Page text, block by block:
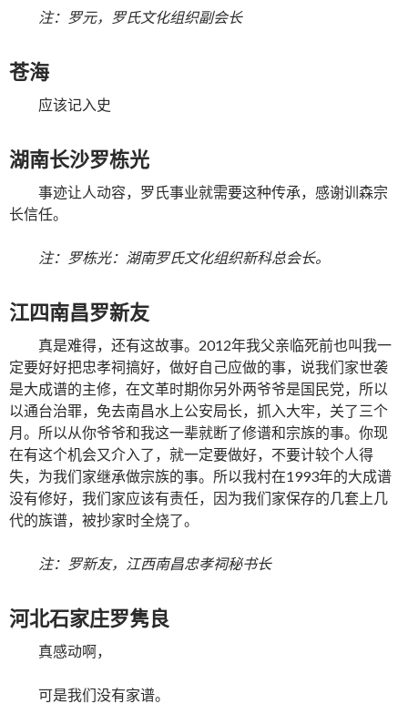
注：罗元，罗氏文化组织副会长
苍海
应该记入史
湖南长沙罗栋光
事迹让人动容，罗氏事业就需要这种传承，感谢训森宗
长信任。
注：罗栋光：湖南罗氏文化组织新科总会长。
江四南昌罗新友
真是难得，还有这故事。2012年我父亲临死前也叫我一
定要好好把忠孝祠搞好，做好自己应做的事，说我们家世袭
是大成谱的主修，在文革时期你另外两爷爷是国民党，所以
以通台治罪，免去南昌水上公安局长，抓入大牢，关了三个
月。所以从你爷爷和我这一辈就断了修谱和宗族的事。你现
在有这个机会又介入了，就一定要做好，不要计较个人得
失，为我们家继承做宗族的事。所以我村在1993年的大成谱
没有修好，我们家应该有责任，因为我们家保存的几套上几
代的族谱，被抄家时全烧了。
注：罗新友，江西南昌忠孝祠秘书长
河北石家庄罗隽良
真感动啊，
可是我们没有家谱。